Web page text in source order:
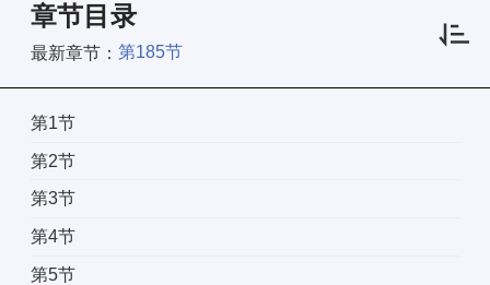
章节目录
最新章节： 第185节
第1节
第2节
第3节
第4节
第5节